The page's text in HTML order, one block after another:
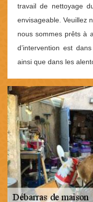
travail de nettoyage
envisageable. Veuillez
nous sommes prêts à
d’intervention est
ainsi que dans les